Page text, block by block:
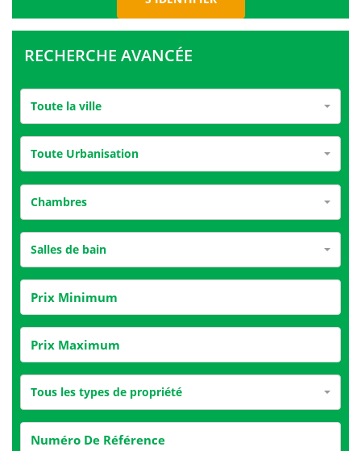
RECHERCHE AVANCÉE
Toute la ville
Toute Urbanisation
Chambres
Salles de bain
Tous les types de propriété